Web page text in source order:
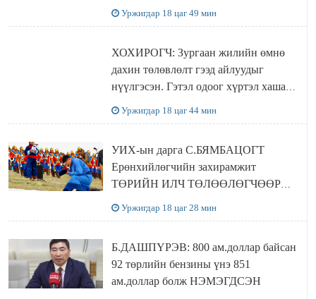
Уржигдар 18 цаг 49 мин
ХОХИРОГЧ: Зургаан жилийн өмнө
дахин төлөвлөлт гээд айлуудыг
нүүлгэсэн. Гэтэл одоог хүртэл хашаа
Уржигдар 18 цаг 44 мин
УИХ-ын дарга С.БЯМБАЦОГТ
Ерөнхийлөгчийн захирамжит
ТӨРИЙН ИЛЧ ТӨЛӨӨЛӨГЧӨӨР
Уржигдар 18 цаг 28 мин
Б.ДАШПҮРЭВ: 800 ам.доллар байсан
92 төрлийн бензины үнэ 851
ам.доллар болж НЭМЭГДСЭН